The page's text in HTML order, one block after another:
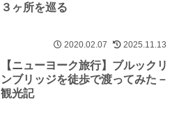
３ヶ所を巡る
2020.02.07 2025.11.13
【ニューヨーク旅行】ブルックリ
ンブリッジを徒歩で渡ってみた－
観光記